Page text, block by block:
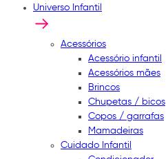
Universo Infantil
Acessórios
Acessório infantil
Acessórios mães
Brincos
Chupetas / bicos
Copos / garrafas
Mamadeiras
Cuidado Infantil